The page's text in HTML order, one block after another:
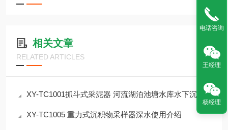
相关文章
RELATED ARTICLES
XY-TC1001抓斗式采泥器 河流湖泊池塘水库水下沉积物
XY-TC1005 重力式沉积物采样器深水使用介绍
电话咨询
王经理
杨经理